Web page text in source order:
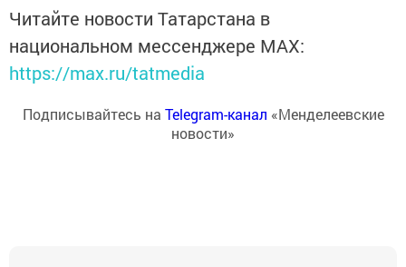
Читайте новости Татарстана в
национальном мессенджере MАХ:
https://max.ru/tatmedia
Подписывайтесь на Telegram-канал «Менделеевские
новости»